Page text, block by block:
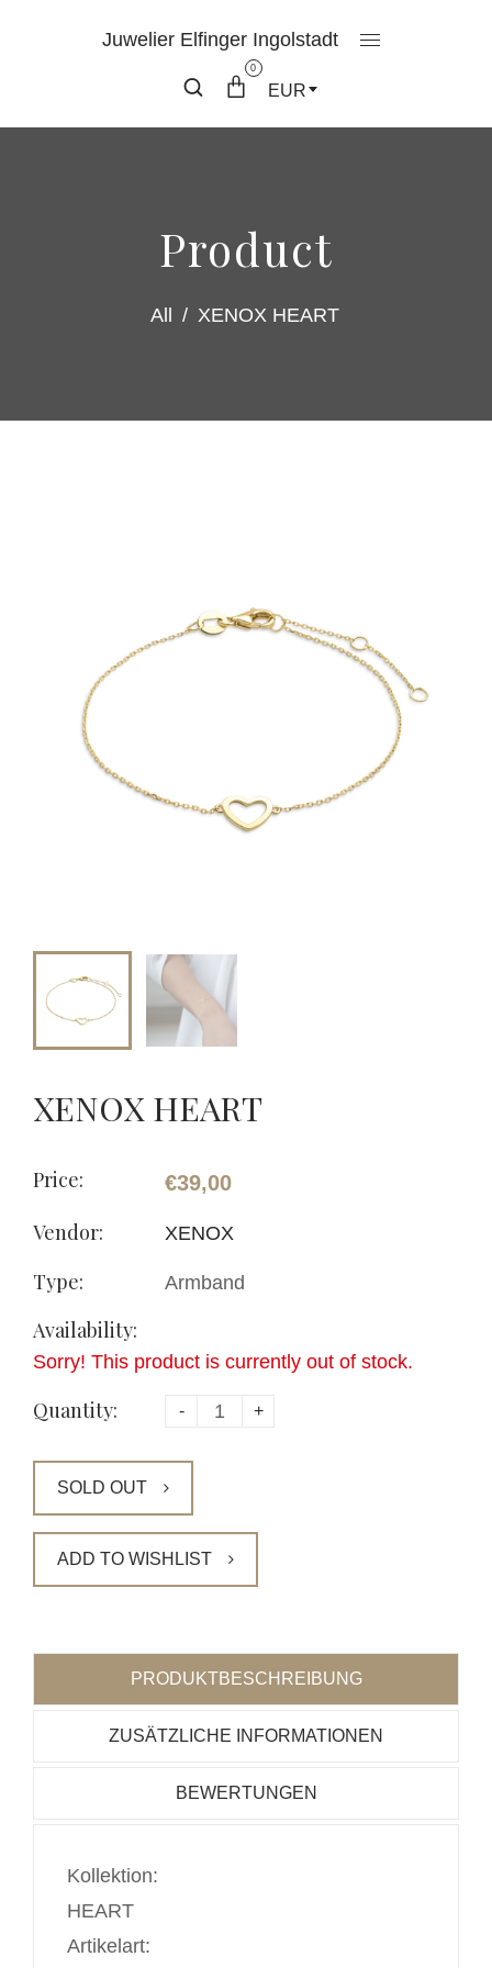
Juwelier Elfinger Ingolstadt
0
EUR
Product
All / XENOX HEART
XENOX HEART
Price: €39,00
Vendor: XENOX
Type: Armband
Availability:
Sorry! This product is currently out of stock.
Quantity: - +
SOLD OUT
ADD TO WISHLIST
PRODUKTBESCHREIBUNG
ZUSÄTZLICHE INFORMATIONEN
BEWERTUNGEN
Kollektion:
HEART
Artikelart: